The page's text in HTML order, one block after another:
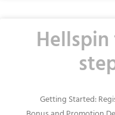
1. Getting Started: